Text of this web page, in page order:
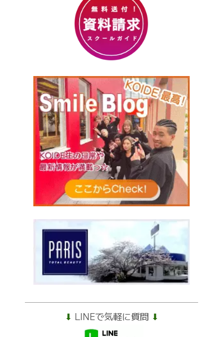
⬇︎ LINEで気軽に質問 ⬇︎